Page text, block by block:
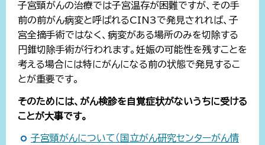
子宮頸がんの治療では子宮温存が困難ですが、その手
前の前がん病変と呼ばれるCIN3で発見されれば、子
宮全摘手術ではなく、病変がある場所のみを切除する
円錐切除手術が行われます。妊娠の可能性を残すことを
考える場合には特にがんになる前の状態で発見するこ
とが重要です。
そのためには、がん検診を自覚症状がないうちに受ける
ことが大事です。
子宮頸がんについて（国立がん研究センターがん情